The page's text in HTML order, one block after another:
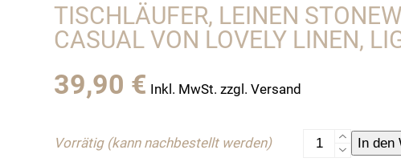
TISCHLÄUFER, LEINEN
CASUAL VON LOVELY LINEN,
39,90 € Inkl. MwSt. zzgl. Versand
Vorrätig (kann nachbestellt werden)
Tischläufer,In den